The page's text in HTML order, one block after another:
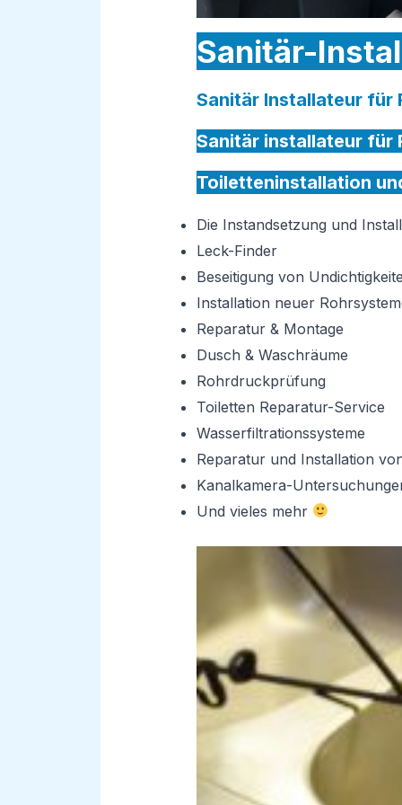
Sanitär-
Sanitär Installateur für
Sanitär installateur für
Toiletteninstallation
Die Instandsetzung und
Leck-Finder
Beseitigung von
Installation neuer
Reparatur & Montage
Dusch & Waschräume
Rohrdruckprüfung
Toiletten Reparatur-Service
Wasserfiltrationssysteme
Reparatur und Installation
Kanalkamera-
Und vieles mehr